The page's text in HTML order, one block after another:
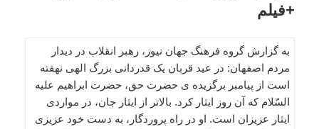
+فیلم
به گزارش گروه فرهنگ جهان نیوز، رهبر انقلاب در دیدار
مردم اصفهان: در عید قربان یک قدردانی بزرگ الهی نهفته
است از پیامبر برگزیده ی حضرت حق، حضرت ابراهیم علیه
السّلام که آن روز ایثار کرد. بالاتر از ایثار جان، در مواردی
ایثار عزیزان است. او در راه پروردگار، به دست خود عزیزی